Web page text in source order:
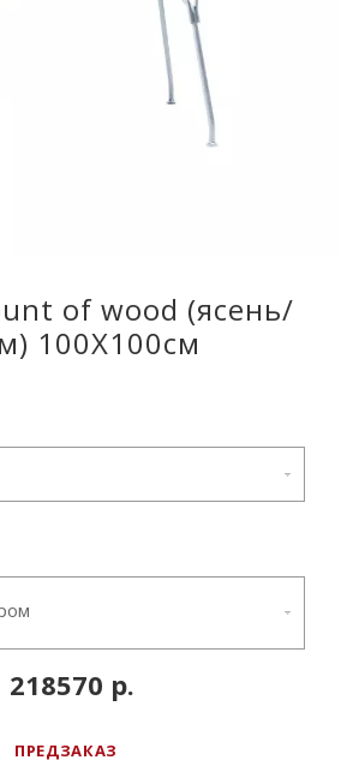
of wood (ясень/
100X100см
ПРЕДЗАКАЗ
218570 р.